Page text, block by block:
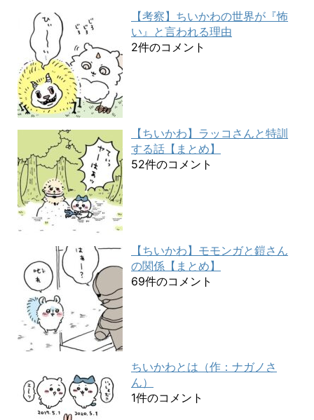
【考察】ちいかわの世界が『怖
い』と言われる理由
2件のコメント
【ちいかわ】ラッコさんと特訓
する話【まとめ】
52件のコメント
【ちいかわ】モモンガと鎧さん
の関係【まとめ】
69件のコメント
ちいかわとは（作：ナガノさ
ん）
1件のコメント